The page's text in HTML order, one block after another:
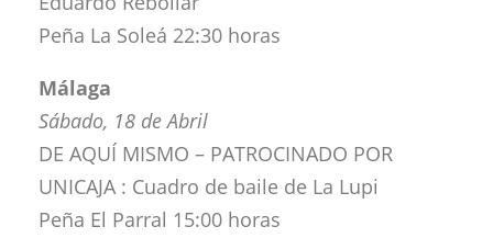
Peña La Soleá 22:30 horas
Málaga
Sábado, 18 de Abril
DE AQUÍ MISMO – PATROCINADO POR
UNICAJA : Cuadro de baile de La Lupi
Peña El Parral 15:00 horas